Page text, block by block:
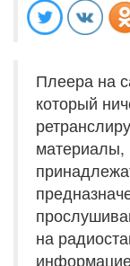
Плеера на
который
материалы,
на